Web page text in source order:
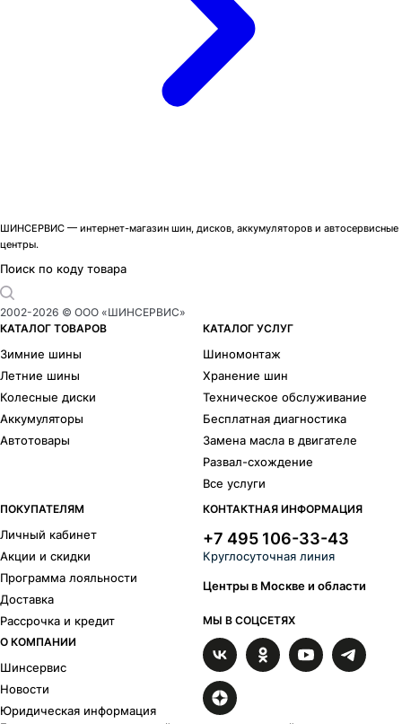
ШИНСЕРВИС — интернет-магазин шин, дисков, аккумуляторов и автосервисные
центры.
Поиск по коду товара
2002-2026 © ООО «ШИНСЕРВИС»
КАТАЛОГ ТОВАРОВ
Зимние шины
Летние шины
Колесные диски
Аккумуляторы
Автотовары
КАТАЛОГ УСЛУГ
Шиномонтаж
Хранение шин
Техническое обслуживание
Бесплатная диагностика
Замена масла в двигателе
Развал-схождение
Все услуги
ПОКУПАТЕЛЯМ
Личный кабинет
Акции и скидки
Программа лояльности
Доставка
Рассрочка и кредит
О КОМПАНИИ
Шинсервис
Новости
Юридическая информация
КОНТАКТНАЯ ИНФОРМАЦИЯ
+7 495 106-33-43
Круглосуточная линия
Центры в Москве и области
МЫ В СОЦСЕТЯХ